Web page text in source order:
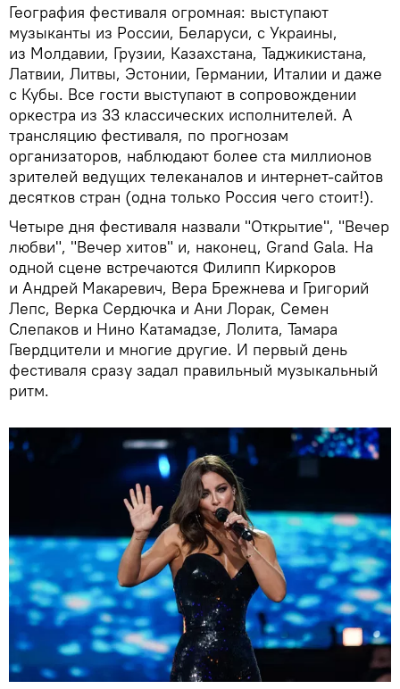
География фестиваля огромная: выступают
музыканты из России, Беларуси, с Украины,
из Молдавии, Грузии, Казахстана, Таджикистана,
Латвии, Литвы, Эстонии, Германии, Италии и даже
с Кубы. Все гости выступают в сопровождении
оркестра из 33 классических исполнителей. А
трансляцию фестиваля, по прогнозам
организаторов, наблюдают более ста миллионов
зрителей ведущих телеканалов и интернет-сайтов
десятков стран (одна только Россия чего стоит!).
Четыре дня фестиваля назвали "Открытие", "Вечер
любви", "Вечер хитов" и, наконец, Grand Gala. На
одной сцене встречаются Филипп Киркоров
и Андрей Макаревич, Вера Брежнева и Григорий
Лепс, Верка Сердючка и Ани Лорак, Семен
Слепаков и Нино Катамадзе, Лолита, Тамара
Гвердцители и многие другие. И первый день
фестиваля сразу задал правильный музыкальный
ритм.